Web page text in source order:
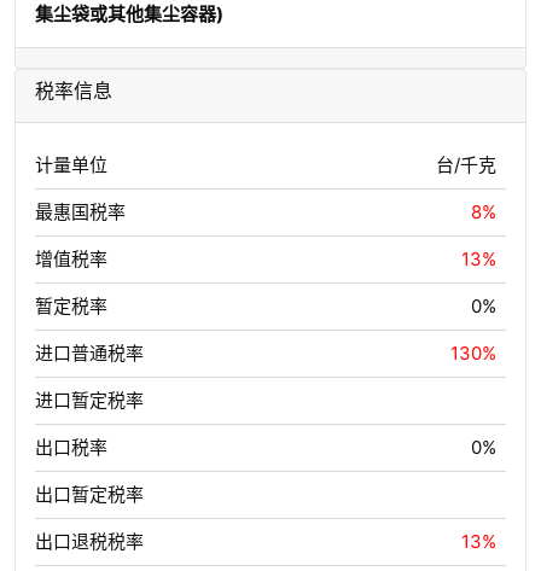
集尘袋或其他集尘容器)
税率信息
计量单位 台/千克
最惠国税率 8%
增值税率 13%
暂定税率 0%
进口普通税率 130%
进口暂定税率
出口税率 0%
出口暂定税率
出口退税税率 13%